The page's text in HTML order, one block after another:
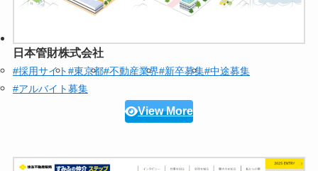
日本管財株式会社
#採用サイト#東京都#不動産業界#新卒募集#中途募集
#アルバイト募集
View More